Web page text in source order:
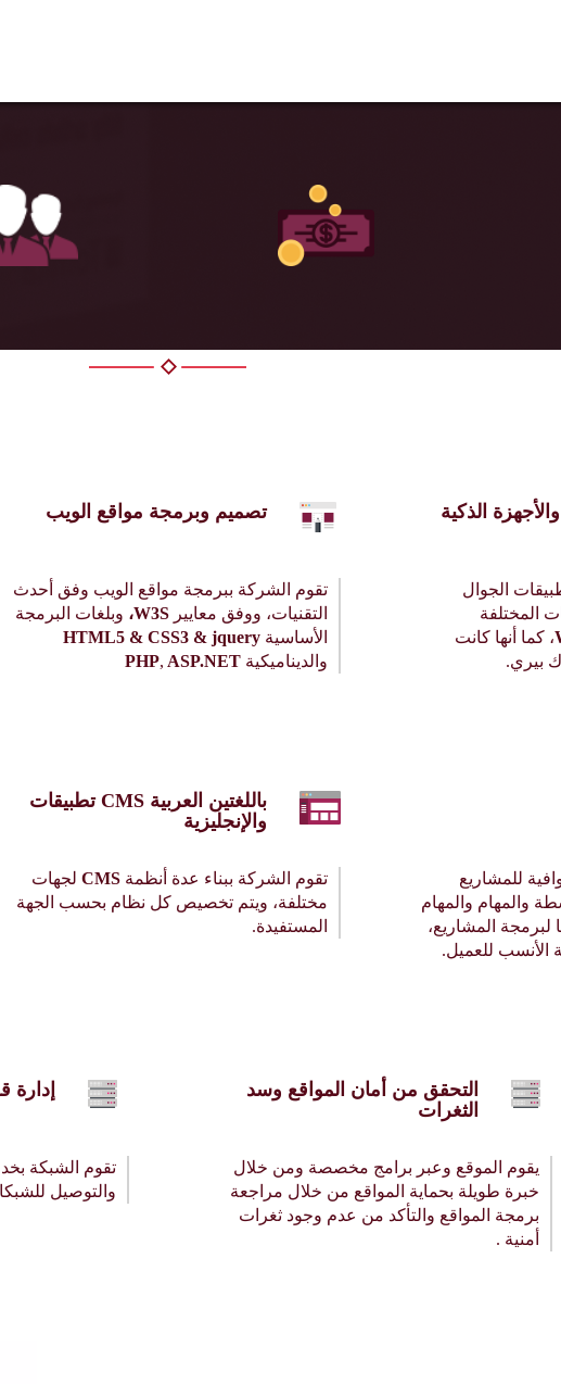
تصميم وبرمجة مواقع الويب
تقوم الشركة ببرمجة مواقع الويب وفق أحدث
التقنيات، ووفق معايير
وبلغات البرمجة
الأساسية
والديناميكية
, ASP.NET
الذكية
الجوال
المختلفة
، كما أنها كانت
بيري.
تطبيقات CMS باللغتين العربية
والإنجليزية
تقوم الشركة ببناء عدة أنظمة CMS لجهات
مختلفة، ويتم تخصيص كل نظام بحسب الجهة
المستفيدة.
للمشاريع
والمهام والمهام
لبرمجة المشاريع،
الأنسب للعميل.
إدارة
تقوم الشبكة
والتوصيل
التحقق من أمان المواقع وسد
الثغرات
يقوم الموقع وعبر برامج مخصصة ومن خلال
خبرة طويلة بحماية المواقع من خلال مراجعة
برمجة المواقع والتأكد من عدم وجود ثغرات
أمنية .